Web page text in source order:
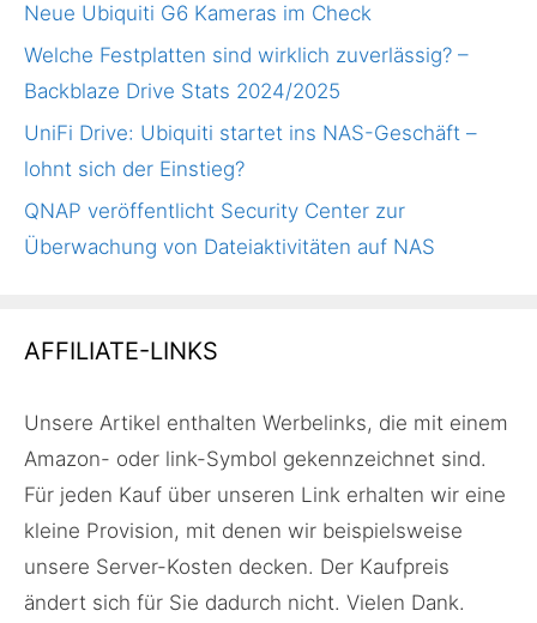
Neue Ubiquiti G6 Kameras im Check
Welche Festplatten sind wirklich zuverlässig? –
Backblaze Drive Stats 2024/2025
UniFi Drive: Ubiquiti startet ins NAS-Geschäft –
lohnt sich der Einstieg?
QNAP veröffentlicht Security Center zur
Überwachung von Dateiaktivitäten auf NAS
AFFILIATE-LINKS
Unsere Artikel enthalten Werbelinks, die mit einem
Amazon- oder link-Symbol gekennzeichnet sind.
Für jeden Kauf über unseren Link erhalten wir eine
kleine Provision, mit denen wir beispielsweise
unsere Server-Kosten decken. Der Kaufpreis
ändert sich für Sie dadurch nicht. Vielen Dank.